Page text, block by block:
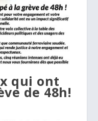
qui ont
de 48h!